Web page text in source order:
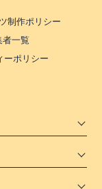
制作ポリシー
者一覧
ーポリシー